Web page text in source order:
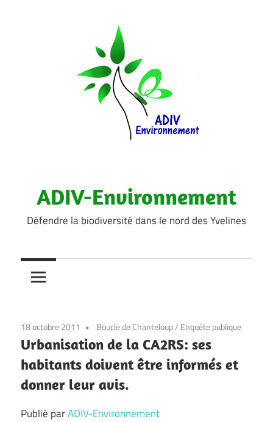
ADIV-Environnement
Défendre la biodiversité dans le nord des Yvelines
18 octobre 2011 Boucle de Chanteloup/ Enquête publique
Urbanisation de la CA2RS: ses
habitants doivent être informés et
donner leur avis.
Publié parADIV-Environnement